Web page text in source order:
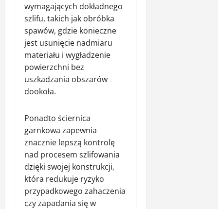
wymagających dokładnego
szlifu, takich jak obróbka
spawów, gdzie konieczne
jest usunięcie nadmiaru
materiału i wygładzenie
powierzchni bez
uszkadzania obszarów
dookoła.
Ponadto ściernica
garnkowa zapewnia
znacznie lepszą kontrolę
nad procesem szlifowania
dzięki swojej konstrukcji,
która redukuje ryzyko
przypadkowego zahaczenia
czy zapadania się w